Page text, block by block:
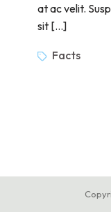
at ac velit.
sit […]
Facts